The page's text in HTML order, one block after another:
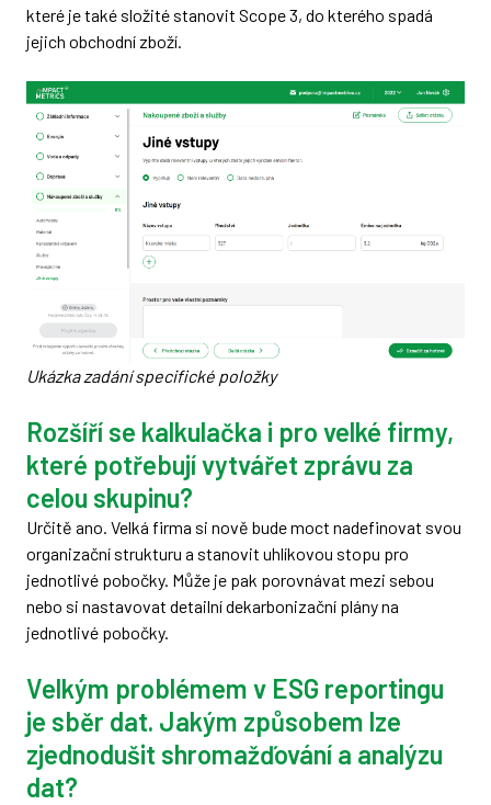
které je také složité stanovit Scope 3, do kterého spadá
jejich obchodní zboží.
Ukázka zadání specifické položky
Rozšíří se kalkulačka i pro velké firmy,
které potřebují vytvářet zprávu za
celou skupinu?
Určitě ano. Velká firma si nově bude moct nadefinovat svou
organizační strukturu a stanovit uhlíkovou stopu pro
jednotlivé pobočky. Může je pak porovnávat mezi sebou
nebo si nastavovat detailní dekarbonizační plány na
jednotlivé pobočky.
Velkým problémem v ESG reportingu
je sběr dat. Jakým způsobem lze
zjednodušit shromažďování a analýzu
dat?